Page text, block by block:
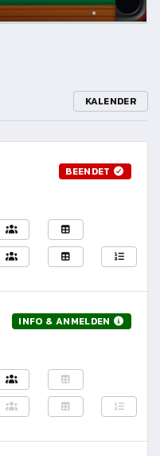
KALENDER
BEENDET
INFO & ANMELDEN